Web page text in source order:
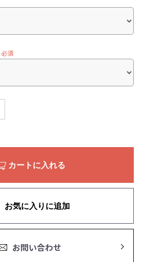
必須
カートに入れる
お気に入りに追加
お問い合わせ